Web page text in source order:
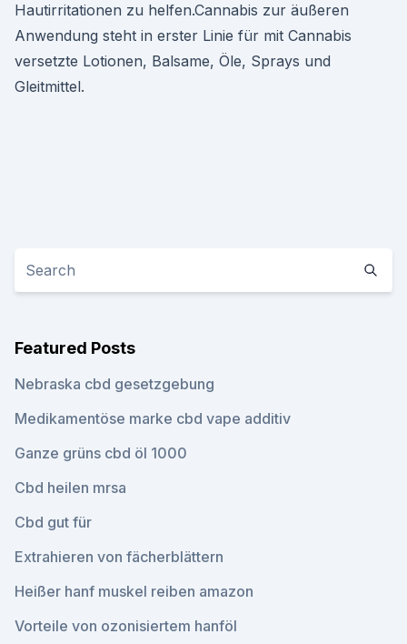
Hautirritationen zu helfen.Cannabis zur äußeren
Anwendung steht in erster Linie für mit Cannabis
versetzte Lotionen, Balsame, Öle, Sprays und
Gleitmittel.
Featured Posts
Nebraska cbd gesetzgebung
Medikamentöse marke cbd vape additiv
Ganze grüns cbd öl 1000
Cbd heilen mrsa
Cbd gut für
Extrahieren von fächerblättern
Heißer hanf muskel reiben amazon
Vorteile von ozonisiertem hanföl